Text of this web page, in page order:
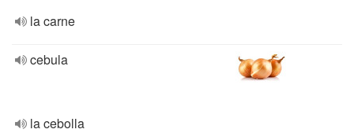
la carne
cebula
la cebolla